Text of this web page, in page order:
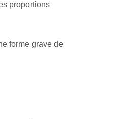
proportions
forme grave de